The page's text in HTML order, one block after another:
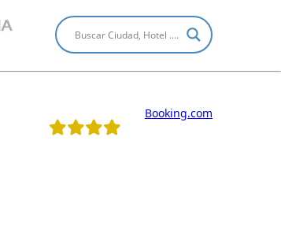
Booking.com